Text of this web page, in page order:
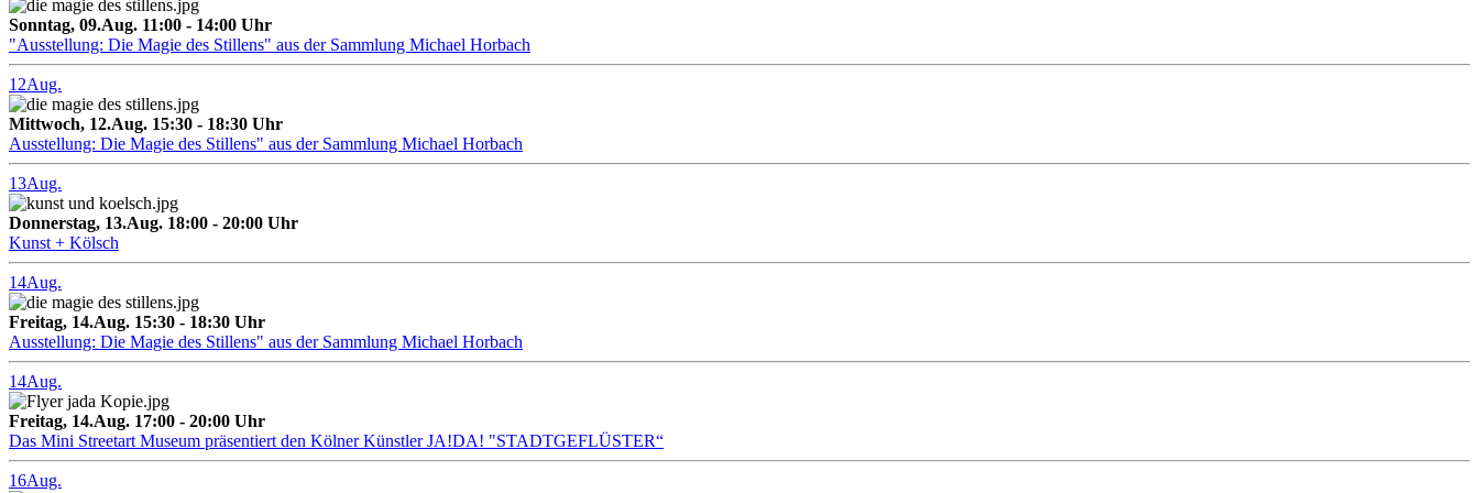
Sonntag, 09.Aug. 11:00 - 14:00 Uhr
"Ausstellung: Die Magie des Stillens" aus der Sammlung Michael Horbach
12Aug.
Mittwoch, 12.Aug. 15:30 - 18:30 Uhr
Ausstellung: Die Magie des Stillens" aus der Sammlung Michael Horbach
13Aug.
Donnerstag, 13.Aug. 18:00 - 20:00 Uhr
Kunst + Kölsch
14Aug.
Freitag, 14.Aug. 15:30 - 18:30 Uhr
Ausstellung: Die Magie des Stillens" aus der Sammlung Michael Horbach
14Aug.
Freitag, 14.Aug. 17:00 - 20:00 Uhr
Das Mini Streetart Museum präsentiert den Kölner Künstler JA!DA! "STADTGEFLÜSTER“
16Aug.